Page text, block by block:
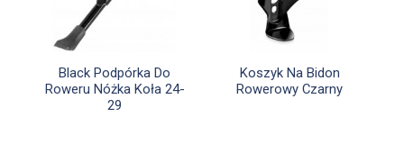
Szybki podgląd
Black Podpórka Do
Roweru Nóżka Koła 24-
29
Szybki podgląd
Koszyk Na Bidon
Rowerowy Czarny